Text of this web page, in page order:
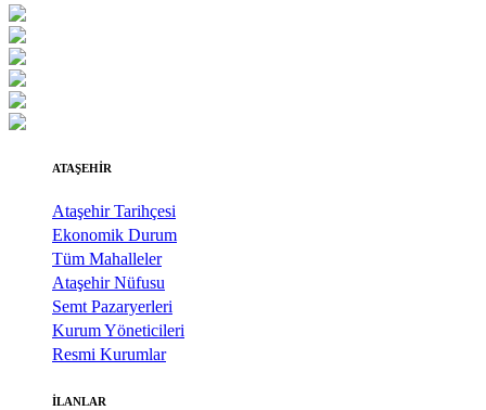
ATAŞEHİR
Ataşehir Tarihçesi
Ekonomik Durum
Tüm Mahalleler
Ataşehir Nüfusu
Semt Pazaryerleri
Kurum Yöneticileri
Resmi Kurumlar
İLANLAR